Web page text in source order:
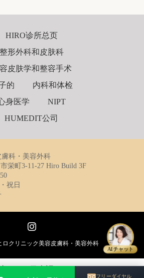
HIRO诊所总页
整形外科和皮肤科
皮肤学和整容手术
的
内科和体检
身医学
NIPT
HUMEDIT公司
科・美容外科
栄町3-11-27 Hiro Build 3F
祝日
ロクリニック美容皮膚科・美容外科
AIチャット
English
フリーダイヤル